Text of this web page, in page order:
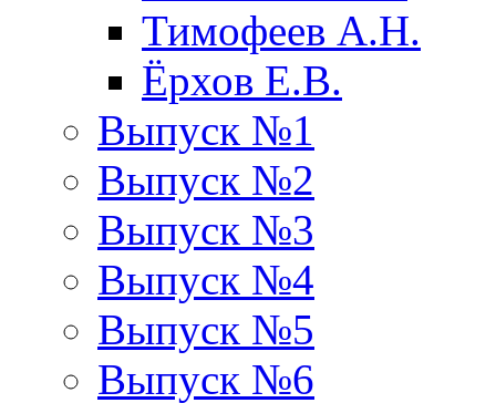
Тимофеев А.Н.
Ёрхов Е.В.
Выпуск №1
Выпуск №2
Выпуск №3
Выпуск №4
Выпуск №5
Выпуск №6